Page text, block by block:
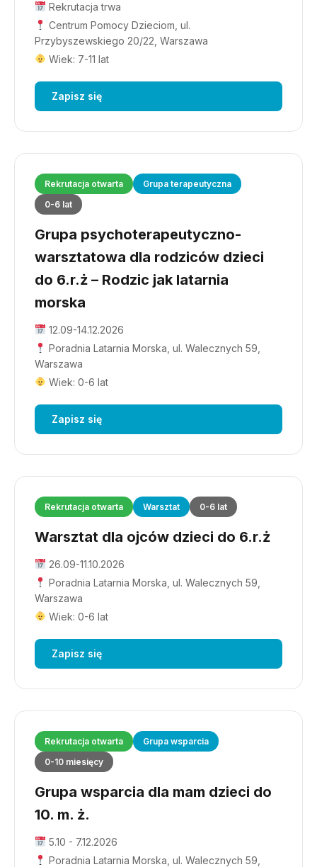
Rekrutacja trwa
Centrum Pomocy Dzieciom, ul.
Przybyszewskiego 20/22, Warszawa
Wiek: 7-11 lat
Zapisz się
Rekrutacja otwarta
Grupa terapeutyczna
0-6 lat
Grupa psychoterapeutyczno-
warsztatowa dla rodziców dzieci
do 6.r.ż – Rodzic jak latarnia
morska
12.09-14.12.2026
Poradnia Latarnia Morska, ul. Walecznych 59,
Warszawa
Wiek: 0-6 lat
Zapisz się
Rekrutacja otwarta Warsztat 0-6 lat
Warsztat dla ojców dzieci do 6.r.ż
26.09-11.10.2026
Poradnia Latarnia Morska, ul. Walecznych 59,
Warszawa
Wiek: 0-6 lat
Zapisz się
Rekrutacja otwarta
Grupa wsparcia
0-10 miesięcy
Grupa wsparcia dla mam dzieci do
10. m. ż.
5.10 - 7.12.2026
Poradnia Latarnia Morska, ul. Walecznych 59,